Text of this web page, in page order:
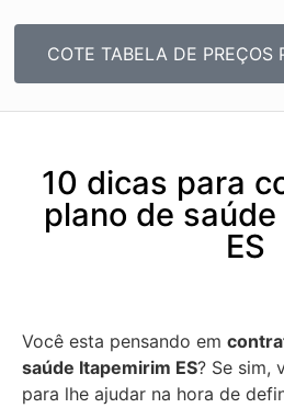
COTE TABELA DE PREÇOS
10 dicas para
plano de
ES
Você esta pensando em
saúde Itapemirim ES? Se sim,
para lhe ajudar na hora de